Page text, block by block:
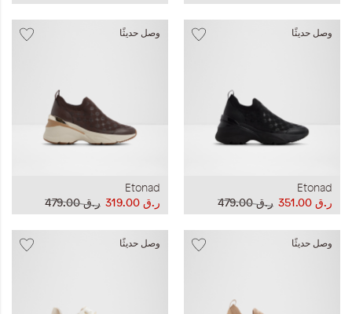
وصل حديثًا
Etonad
ر.ق‏ 479.00
ر.ق‏ 351.00
وصل حديثًا
Etonad
ر.ق‏ 479.00
ر.ق‏ 319.00
وصل حديثًا وصل حديثًا